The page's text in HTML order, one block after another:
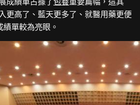
更高了、藍天更多了、就醫用藥更便
單較為亮眼。